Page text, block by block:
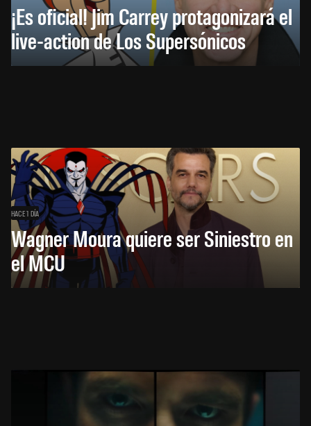
¡Es oficial! Jim Carrey protagonizará el
live-action de Los Supersónicos
HACE 1 DÍA
Wagner Moura quiere ser Siniestro en
el MCU